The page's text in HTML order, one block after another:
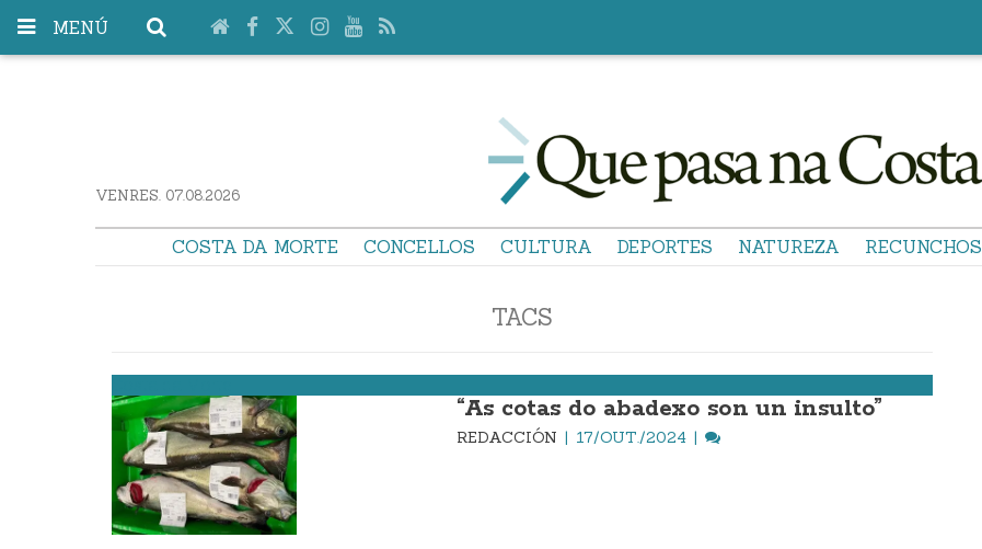
MENÚ
VENRES. 07.08.2026
COSTA DA MORTE CONCELLOS CULTURA DEPORTES NATUREZA RECUNCHOS
TACS
“As cotas do abadexo son un insulto”
REDACCIÓN 17/OUT./2024